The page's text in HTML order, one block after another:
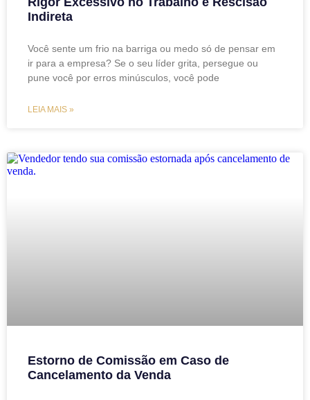
Indireta
Você sente um frio na barriga ou medo só de pensar em
ir para a empresa? Se o seu líder grita, persegue ou
pune você por erros minúsculos, você pode
LEIA MAIS »
Estorno de Comissão em Caso de
Cancelamento da Venda